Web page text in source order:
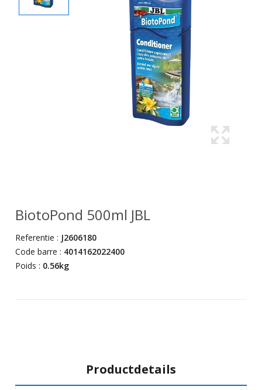
BiotoPond 500ml JBL
Referentie : J2606180
Code barre : 4014162022400
Poids : 0.56kg
Productdetails